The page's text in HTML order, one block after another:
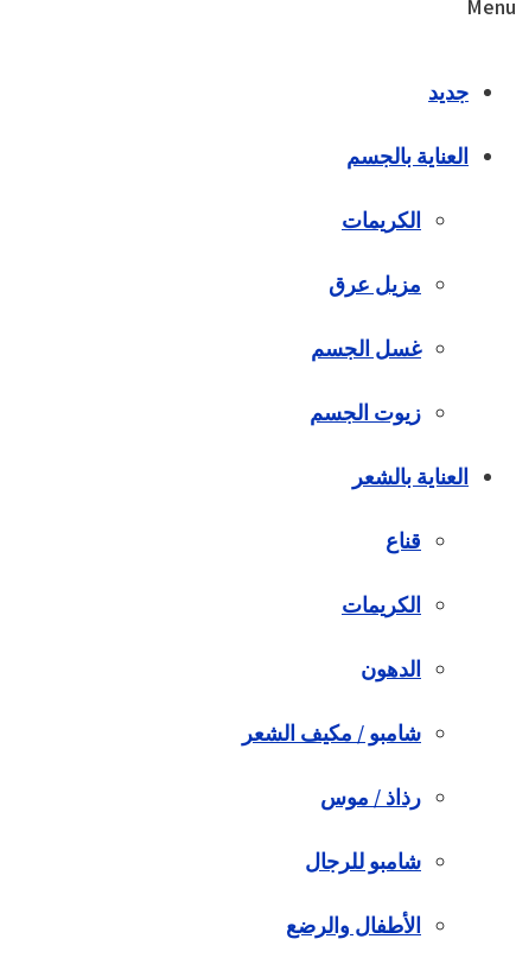
Menu
جديد
العناية بالجسم
الكريمات
مزيل عرق
غسل الجسم
زيوت الجسم
العناية بالشعر
قناع
الكريمات
الدهون
شامبو / مكيف الشعر
رذاذ / موس
شامبو للرجال
الأطفال والرضع